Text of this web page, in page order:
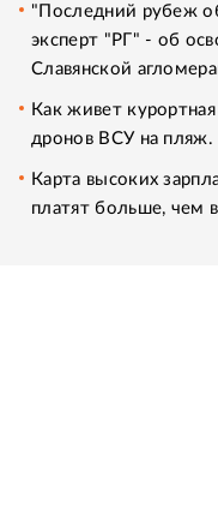
"Последний рубеж
эксперт "РГ" - об
Славянской
Как живет
дронов ВСУ на
Карта высоких
платят больше, чем